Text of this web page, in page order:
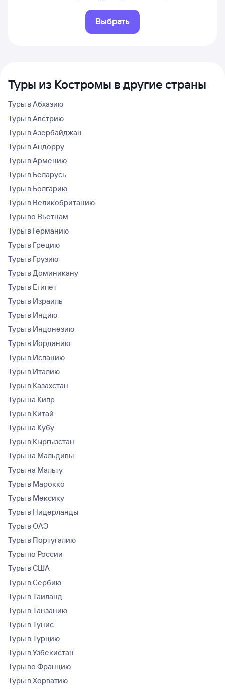
Выбрать
Туры из Костромы в другие страны
Туры в Абхазию
Туры в Австрию
Туры в Азербайджан
Туры в Андорру
Туры в Армению
Туры в Беларусь
Туры в Болгарию
Туры в Великобританию
Туры во Вьетнам
Туры в Германию
Туры в Грецию
Туры в Грузию
Туры в Доминикану
Туры в Египет
Туры в Израиль
Туры в Индию
Туры в Индонезию
Туры в Иорданию
Туры в Испанию
Туры в Италию
Туры в Казахстан
Туры на Кипр
Туры в Китай
Туры на Кубу
Туры в Кыргызстан
Туры на Мальдивы
Туры на Мальту
Туры в Марокко
Туры в Мексику
Туры в Нидерланды
Туры в ОАЭ
Туры в Португалию
Туры по России
Туры в США
Туры в Сербию
Туры в Таиланд
Туры в Танзанию
Туры в Тунис
Туры в Турцию
Туры в Узбекистан
Туры во Францию
Туры в Хорватию